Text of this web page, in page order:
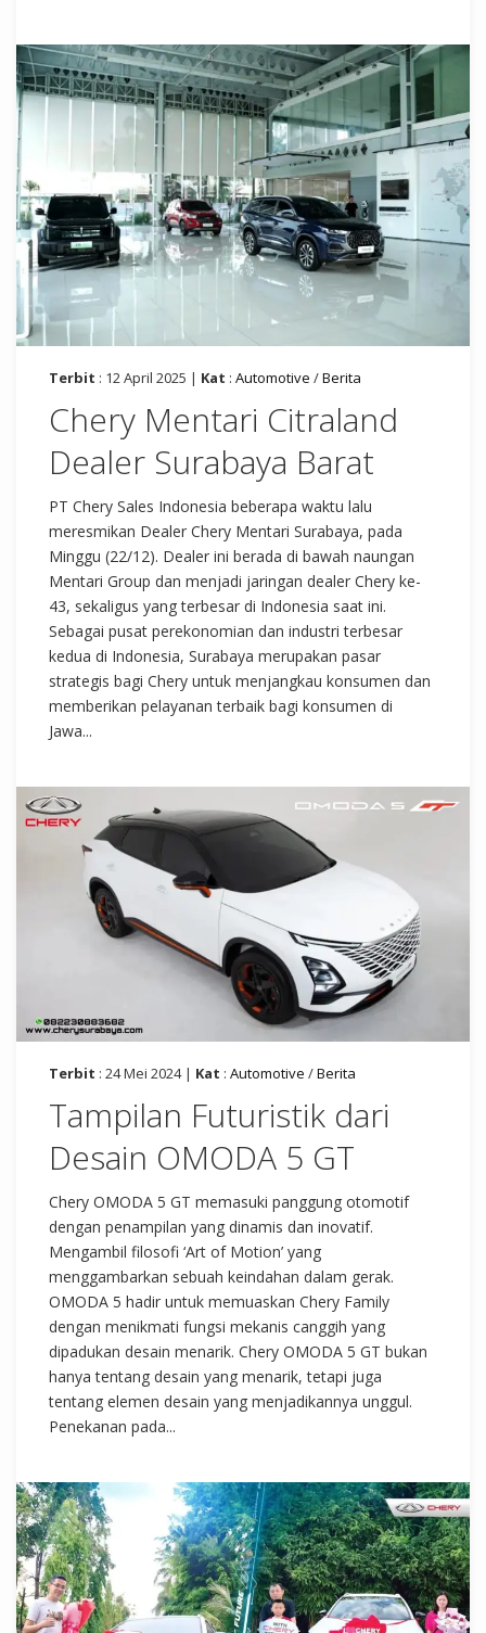
Terbit : 12 April 2025 | Kat : Automotive /Berita
Chery Mentari Citraland
Dealer Surabaya Barat
PT Chery Sales Indonesia beberapa waktu lalu
meresmikan Dealer Chery Mentari Surabaya, pada
Minggu (22/12). Dealer ini berada di bawah naungan
Mentari Group dan menjadi jaringan dealer Chery ke-
43, sekaligus yang terbesar di Indonesia saat ini.
Sebagai pusat perekonomian dan industri terbesar
kedua di Indonesia, Surabaya merupakan pasar
strategis bagi Chery untuk menjangkau konsumen dan
memberikan pelayanan terbaik bagi konsumen di
Jawa...
Terbit : 24 Mei 2024 | Kat : Automotive /Berita
Tampilan Futuristik dari
Desain OMODA 5 GT
Chery OMODA 5 GT memasuki panggung otomotif
dengan penampilan yang dinamis dan inovatif.
Mengambil filosofi ‘Art of Motion’ yang
menggambarkan sebuah keindahan dalam gerak.
OMODA 5 hadir untuk memuaskan Chery Family
dengan menikmati fungsi mekanis canggih yang
dipadukan desain menarik. Chery OMODA 5 GT bukan
hanya tentang desain yang menarik, tetapi juga
tentang elemen desain yang menjadikannya unggul.
Penekanan pada...